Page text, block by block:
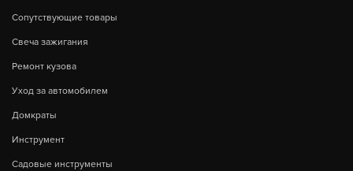
Сопутствующие товары
Свеча зажигания
Ремонт кузова
Уход за автомобилем
Домкраты
Инструмент
Садовые инструменты